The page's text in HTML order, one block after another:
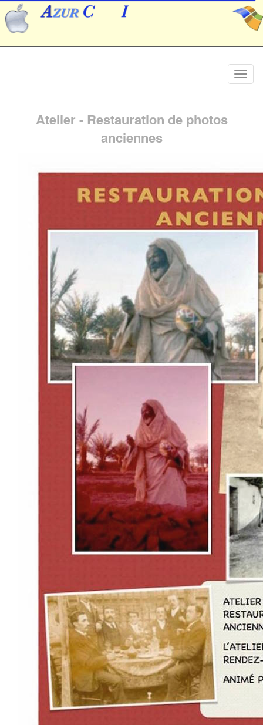
Atelier - Restauration de photos
anciennes